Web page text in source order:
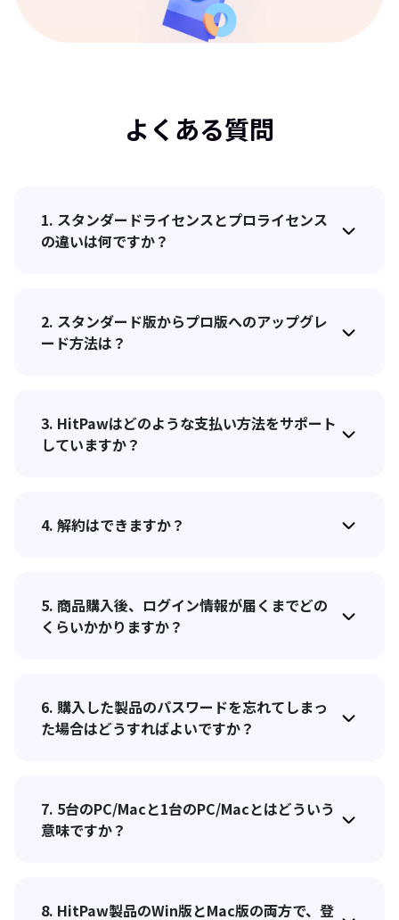
よくある質問
1. スタンダードライセンスとプロライセンス
の違いは何ですか？
2. スタンダード版からプロ版へのアップグレ
ード方法は？
3. HitPawはどのような支払い方法をサポート
していますか？
4. 解約はできますか？
5. 商品購入後、ログイン情報が届くまでどの
くらいかかりますか？
6. 購入した製品のパスワードを忘れてしまっ
た場合はどうすればよいですか？
7. 5台のPC/Macと1台のPC/Macとはどういう
意味ですか？
8. HitPaw製品のWin版とMac版の両方で、登